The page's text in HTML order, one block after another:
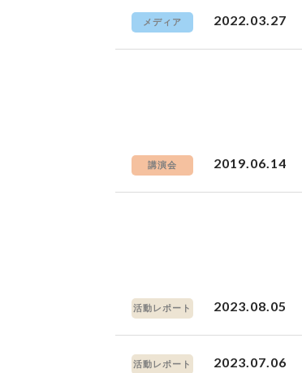
メディア 2022.03.27
講演会 2019.06.14
活動レポート 2023.08.05
活動レポート 2023.07.06